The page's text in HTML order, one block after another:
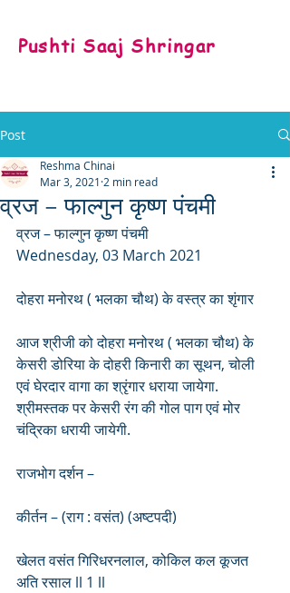
Pushti Saaj Shringar
Post
व्रज – फाल्गुन कृष्ण पंचमी
Reshma Chinai
Mar 3, 2021 2 min read
व्रज – फाल्गुन कृष्ण पंचमी
Wednesday, 03 March 2021
दोहरा मनोरथ ( भलका चौथ) के वस्त्र का शृंगार
आज श्रीजी को दोहरा मनोरथ ( भलका चौथ) के
केसरी डोरिया के दोहरी किनारी का सूथन, चोली
एवं घेरदार वागा का श्रृंगार धराया जायेगा.
श्रीमस्तक पर केसरी रंग की गोल पाग एवं मोर
चंद्रिका धरायी जायेगी.
राजभोग दर्शन –
कीर्तन – (राग : वसंत) (अष्टपदी)
खेलत वसंत गिरिधरनलाल, कोकिल कल कूजत
अति रसाल ll 1 ll